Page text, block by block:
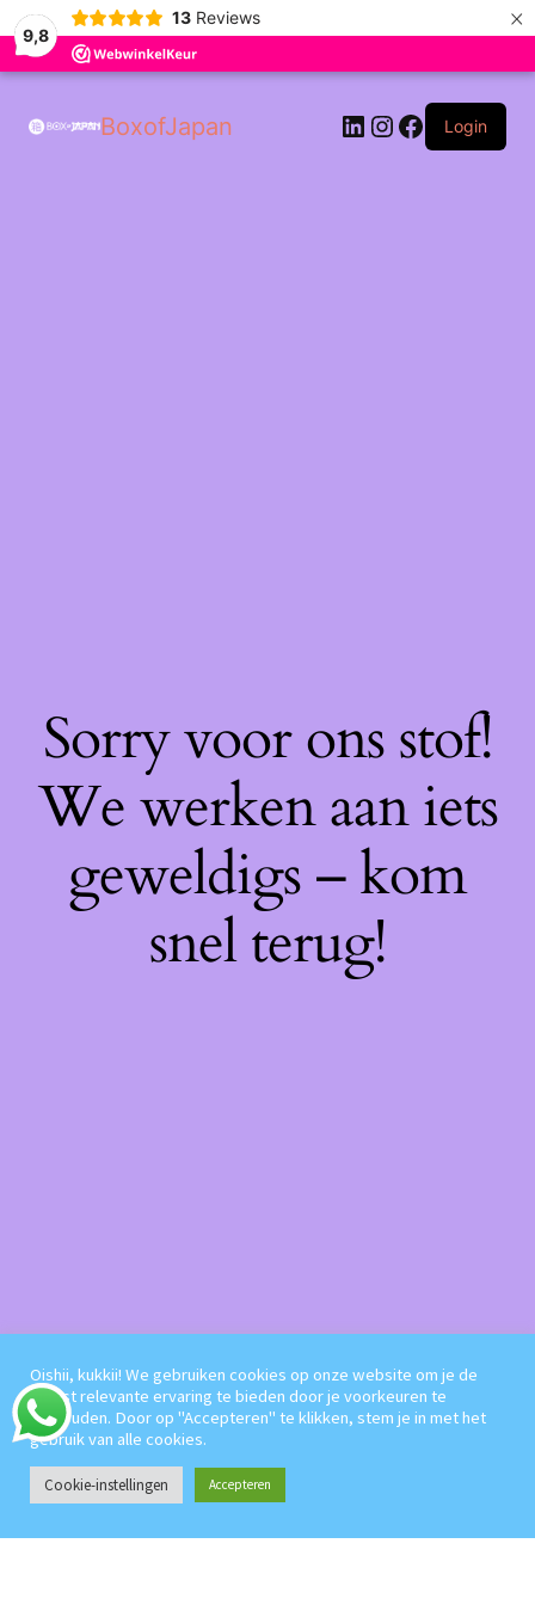
9,8
13 Reviews ×
BoxofJapan LinkedIn
Instagram
Facebook
Login
Sorry voor ons stof!
We werken aan iets
geweldigs – kom
snel terug!
Oishii, kukkii! We gebruiken cookies op onze website om je de
meest relevante ervaring te bieden door je voorkeuren te
onthouden. Door op "Accepteren" te klikken, stem je in met het
gebruik van alle cookies.
Cookie-instellingen Accepteren